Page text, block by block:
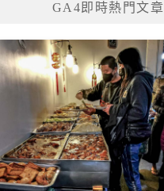
GA4即時熱門文章